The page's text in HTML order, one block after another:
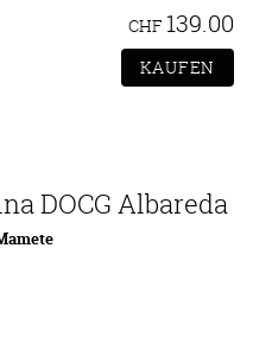
CHF 139.00
DOCG Albareda